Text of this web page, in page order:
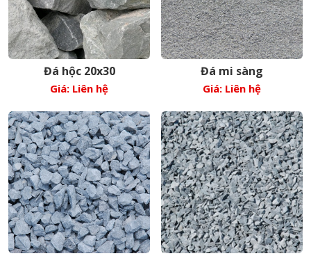
Đá hộc 20x30
Giá: Liên hệ
Đá mi sàng
Giá: Liên hệ